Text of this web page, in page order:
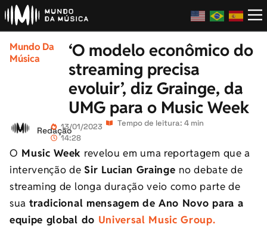
Mundo Da
Música
‘O modelo econômico do
streaming precisa
evoluir’, diz Grainge, da
UMG para o Music Week
Redação13/01/2023
14:28
Tempo de leitura: 4 min
O Music Week revelou em uma reportagem que a
intervenção deSir Lucian Grainge no debate de
streaming de longa duração veio como parte de
sua tradicional mensagem de Ano Novo para a
equipe global do Universal Music Group.